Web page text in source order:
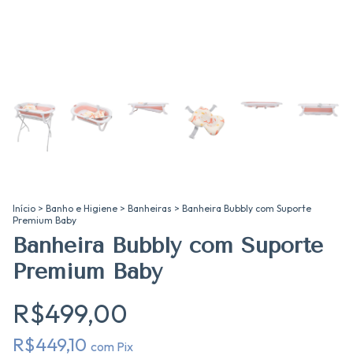
Início > Banho e Higiene > Banheiras > Banheira Bubbly com Suporte
Premium Baby
Banheira Bubbly com Suporte
Premium Baby
R$499,00
R$449,10 com Pix